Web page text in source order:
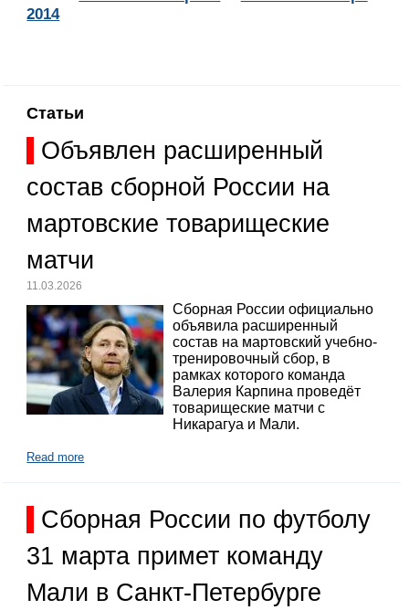
2014
Статьи
Объявлен расширенный
состав сборной России на
мартовские товарищеские
матчи
11.03.2026
Сборная России официально
объявила расширенный
состав на мартовский учебно-
тренировочный сбор, в
рамках которого команда
Валерия Карпина проведёт
товарищеские матчи с
Никарагуа и Мали.
Read more
Сборная России по футболу
31 марта примет команду
Мали в Санкт-Петербурге